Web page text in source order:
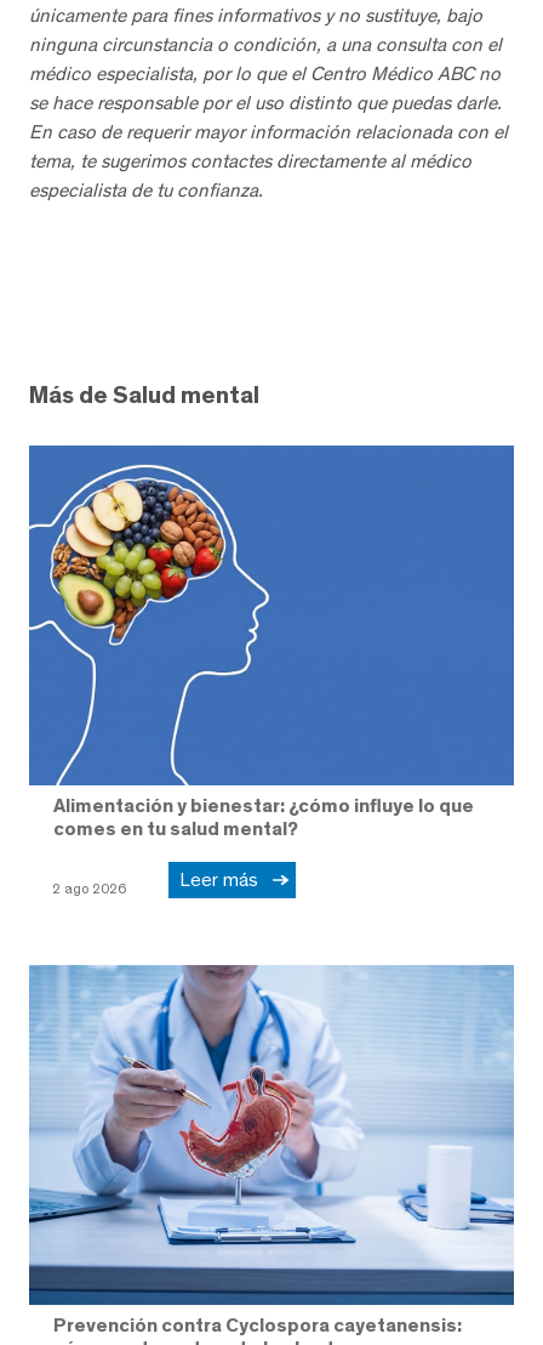
únicamente para fines informativos y no sustituye, bajo
ninguna circunstancia o condición, a una consulta con el
médico especialista, por lo que el Centro Médico ABC no
se hace responsable por el uso distinto que puedas darle.
En caso de requerir mayor información relacionada con el
tema, te sugerimos contactes directamente al médico
especialista de tu confianza.
Más de Salud mental
Alimentación y bienestar: ¿cómo influye lo que
comes en tu salud mental?
2 ago 2026 Leer más
Prevención contra Cyclospora cayetanensis: